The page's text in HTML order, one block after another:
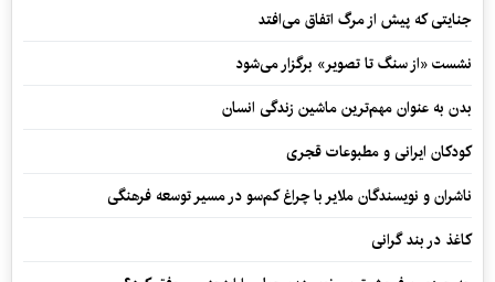
جنایتی که پیش از مرگ اتفاق می‌افتد
نشست «از سنگ تا تصویر» برگزار می‌شود
بدن به عنوان مهم‌ترین ماشین زندگی انسان
کودکان ایرانی و مطبوعات قجری
ناشران و نویسندگان ملایر با چراغ کم‌سو در مسیر توسعه فرهنگی
کاغذ در بند گرانی